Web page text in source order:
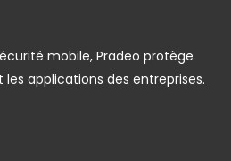
mobile, Pradeo protège
applications des entreprises.